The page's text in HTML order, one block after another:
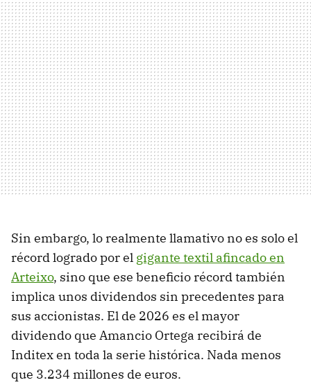
Sin embargo, lo realmente llamativo no es solo el
récord logrado por el gigante textil afincado en
Arteixo, sino que ese beneficio récord también
implica unos dividendos sin precedentes para
sus accionistas. El de 2026 es el mayor
dividendo que Amancio Ortega recibirá de
Inditex en toda la serie histórica. Nada menos
que 3.234 millones de euros.